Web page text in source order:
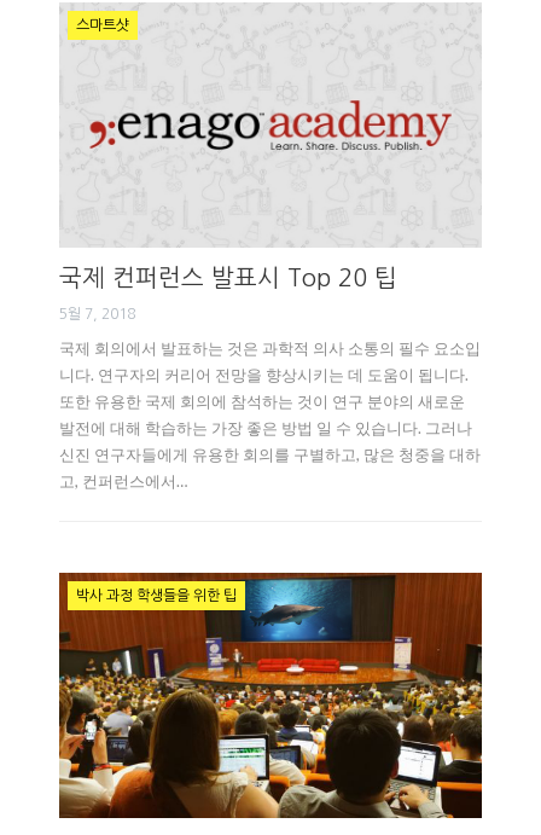
스마트샷
국제 컨퍼런스 발표시 Top 20 팁
5월 7, 2018
국제 회의에서 발표하는 것은 과학적 의사 소통의 필수 요소입
니다. 연구자의 커리어 전망을 향상시키는 데 도움이 됩니다.
또한 유용한 국제 회의에 참석하는 것이 연구 분야의 새로운
발전에 대해 학습하는 가장 좋은 방법 일 수 있습니다. 그러나
신진 연구자들에게 유용한 회의를 구별하고, 많은 청중을 대하
고, 컨퍼런스에서…
박사 과정 학생들을 위한 팁